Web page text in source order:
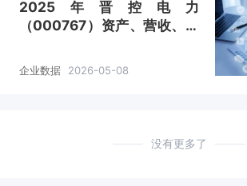
2025年晋控电力
（000767）资产、营收、成
力、光伏电力、风电电力）数
据统计
企业数据 2026-05-08
没有更多了